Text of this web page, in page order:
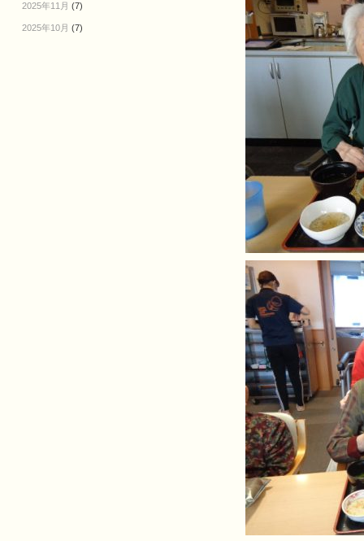
2025年11月 (7)
2025年10月 (7)